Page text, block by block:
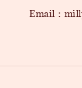
Email：